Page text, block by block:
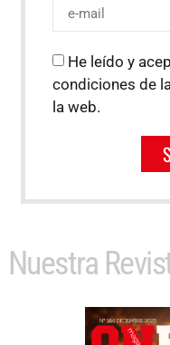
He leído y
condiciones de
la web.
Nuestra